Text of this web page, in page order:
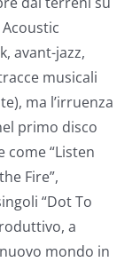
avant-jazz,
musicali
ma l’irruenza
primo disco
come “Listen
Fire”,
“Dot To
a
mondo in